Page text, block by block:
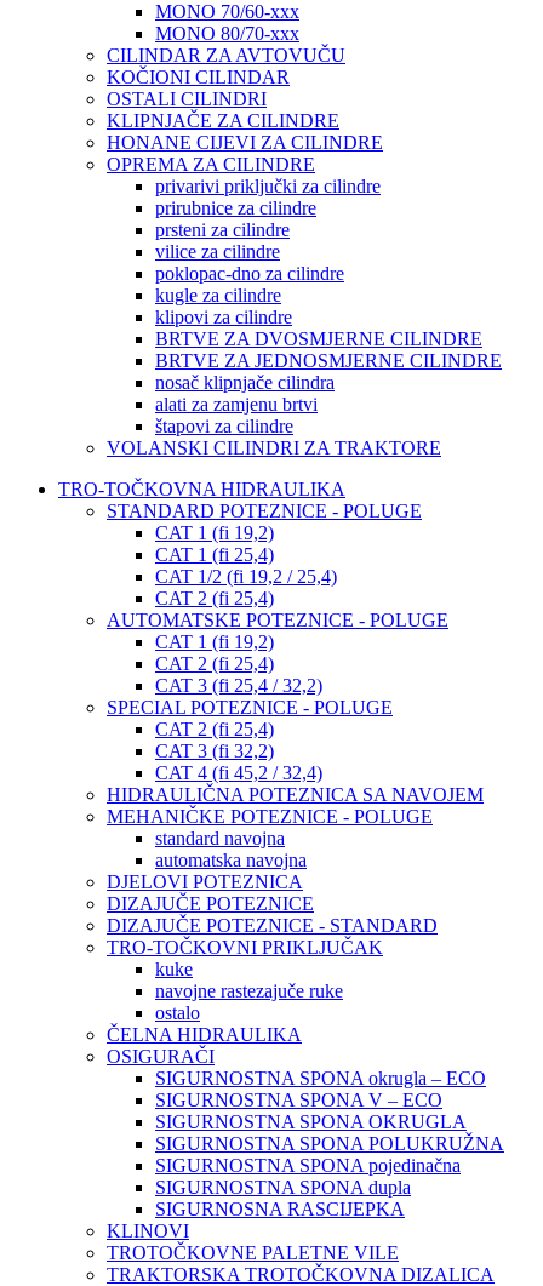
MONO 70/60-xxx
MONO 80/70-xxx
CILINDAR ZA AVTOVUČU
KOČIONI CILINDAR
OSTALI CILINDRI
KLIPNJAČE ZA CILINDRE
HONANE CIJEVI ZA CILINDRE
OPREMA ZA CILINDRE
privarivi priključki za cilindre
prirubnice za cilindre
prsteni za cilindre
vilice za cilindre
poklopac-dno za cilindre
kugle za cilindre
klipovi za cilindre
BRTVE ZA DVOSMJERNE CILINDRE
BRTVE ZA JEDNOSMJERNE CILINDRE
nosač klipnjače cilindra
alati za zamjenu brtvi
štapovi za cilindre
VOLANSKI CILINDRI ZA TRAKTORE
TRO-TOČKOVNA HIDRAULIKA
STANDARD POTEZNICE - POLUGE
CAT 1 (fi 19,2)
CAT 1 (fi 25,4)
CAT 1/2 (fi 19,2 / 25,4)
CAT 2 (fi 25,4)
AUTOMATSKE POTEZNICE - POLUGE
CAT 1 (fi 19,2)
CAT 2 (fi 25,4)
CAT 3 (fi 25,4 / 32,2)
SPECIAL POTEZNICE - POLUGE
CAT 2 (fi 25,4)
CAT 3 (fi 32,2)
CAT 4 (fi 45,2 / 32,4)
HIDRAULIČNA POTEZNICA SA NAVOJEM
MEHANIČKE POTEZNICE - POLUGE
standard navojna
automatska navojna
DJELOVI POTEZNICA
DIZAJUČE POTEZNICE
DIZAJUČE POTEZNICE - STANDARD
TRO-TOČKOVNI PRIKLJUČAK
kuke
navojne rastezajuče ruke
ostalo
ČELNA HIDRAULIKA
OSIGURAČI
SIGURNOSTNA SPONA okrugla – ECO
SIGURNOSTNA SPONA V – ECO
SIGURNOSTNA SPONA OKRUGLA
SIGURNOSTNA SPONA POLUKRUŽNA
SIGURNOSTNA SPONA pojedinačna
SIGURNOSTNA SPONA dupla
SIGURNOSNA RASCIJEPKA
KLINOVI
TROTOČKOVNE PALETNE VILE
TRAKTORSKA TROTOČKOVNA DIZALICA